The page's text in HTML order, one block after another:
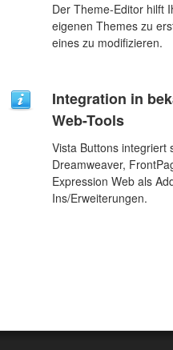
Der Theme-Editor hilft
eigenen Themes zu
eines zu modifizieren.
Integration in
Web-Tools
Vista Buttons integriert
Dreamweaver,
Expression Web als
Ins/Erweiterungen.